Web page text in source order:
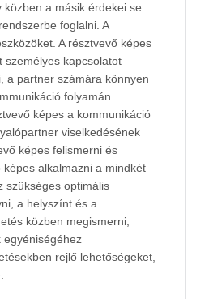
a másik érdekei se
foglalni. A
A résztvevő képes
személyes kapcsolatot
a partner számára könnyen
folyamán
képes a kommunikáció
viselkedésének
képes felismerni és
alkalmazni a mindkét
szükséges optimális
a helyszínt és a
közben megismerni,
egyéniségéhez
rejlő lehetőségeket,